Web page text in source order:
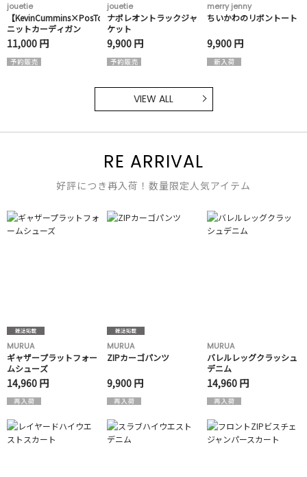
jouetie
【KevinCummins×PosTokyo】
ニットカーディガン
11,000 円
jouetie
ナポレオントラックジャ
ケット
9,900 円
merry jenny
ちいかわのリボントート
9,900 円
VIEW ALL
RE ARRIVAL
好評につき再入荷！数量限定人気アイテム
MURUA
ギャザープラットフォー
ムシューズ
14,960 円
MURUA
ZIPカーゴパンツ
9,900 円
MURUA
バレルレッグクラッシュ
デニム
14,960 円